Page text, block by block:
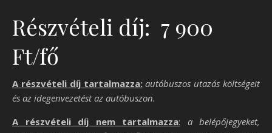
Részvételi díj: 7 900
Ft/fő
A részvételi díj tartalmazza: autóbuszos utazás költségeit
és az idegenvezetést az autóbuszon.
A részvételi díj nem tartalmazza: a belépőjegyeket,